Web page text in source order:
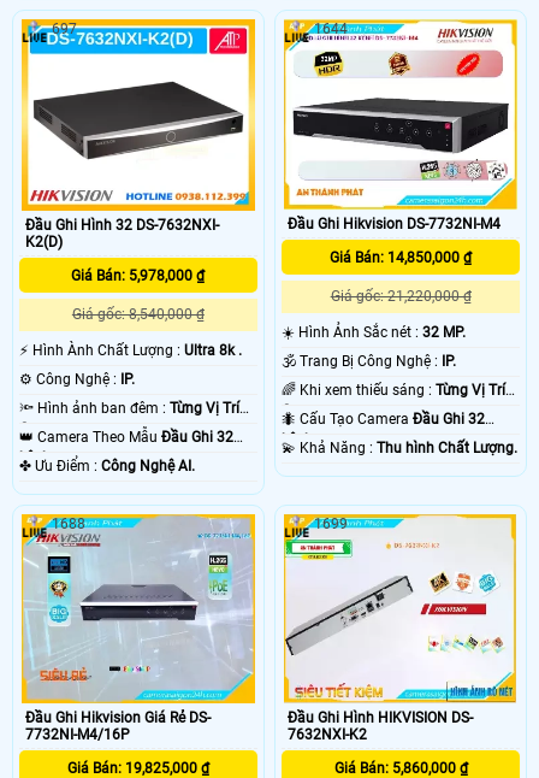
Đầu Ghi Hình 32 DS-7632NXI-
K2(D)
Giá Bán: 5,978,000 ₫
Giá gốc: 8,540,000 ₫
️⚡ Hình Ành Chất Lượng : Ultra 8k .
⚙ Công Nghệ : IP.
🔦 Hình ảnh ban đêm : Từng Vị Trí
Camera .
👑 Camera Theo Mẫu Đầu Ghi 32
kênh.
️✤ Ưu Điểm : Công Nghệ AI.
697
Đầu Ghi Hikvision DS-7732NI-M4
Giá Bán: 14,850,000 ₫
Giá gốc: 21,220,000 ₫
☀️ Hình Ảnh Sắc nét :32 MP.
🕉️ Trang Bị Công Nghệ : IP.
🌈 Khi xem thiếu sáng :Từng Vị Trí
Camera .
🐜 Cấu Tạo CameraĐầu Ghi 32
kênh.
️💫 Khả Năng :Thu hình Chất Lượng.
1644
Đầu Ghi Hikvision Giá Rẻ DS-
7732NI-M4/16P
Giá Bán: 19,825,000 ₫
1688
Đầu Ghi Hình HIKVISION DS-
7632NXI-K2
Giá Bán: 5,860,000 ₫
1699